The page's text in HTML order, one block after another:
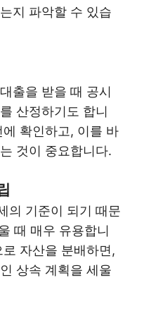
지 파악할 수 있습
출을 받을 때 공시
산정하기도 합니
확인하고, 이를 바
것이 중요합니다.
의 기준이 되기 때문
때 매우 유용합니
자산을 분배하면,
상속 계획을 세울